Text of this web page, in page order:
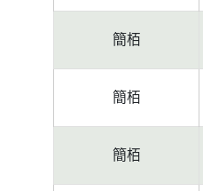
簡栢
簡栢
簡栢